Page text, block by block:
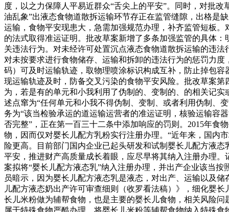
度，以之力保障人平易近群众“舌尖上的平安”。同时，对批
油乱象”出液态食物道散拆运输环节存正在监管缝隙，出格是
运输，食物平安现患大，急需加强规范办理，补齐监管短板
的法式取得准运证明。批改草案新增了多条加强监管的具体
关违法行为。对未经许可处置沉点液态食物道散拆运输的违
对未按要求进行食物储存、运输和拆卸的违法行为的惩罚力
码）可及时运输轨迹，取物理喷涂标识构成互补，防止掉包
现运输轨迹及时，防备交叉污染的食物平安风险。批改草案
为，若是有的单元和小我利用了伪制的、变制的、的相关记
述点窜为“任何单元和小我不得伪制、变制、或者利用伪制、
务为“该当检验承运的道运输运营者的准运证明，核验运输容
否完整”，正在第一百三十二条中添加响应的罚则。2015年食
物，因而仅对婴长儿配方乳粉实行注册办理。“近年来，国内
险更高。目前部门国内企业已起头研发和试制婴长儿配方液
平安，推进财产高质量成长着眼，应尽早将其纳入注册办理
案拟将“婴长儿配方液态乳”纳入注册办理，并出产企业该当
员暗示，因为婴长儿配方液态乳是液态，对出产、运输以及
儿配方液态奶出产许可审查细则（收罗看法稿）》，细化婴
长儿米粉做为辅帮食物，也是主要的婴长儿食物，相关风险
属于特殊食物严酷办理。将婴长儿米粉等辅帮食物纳入特殊